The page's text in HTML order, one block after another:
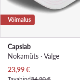
Võimalus
Capslab
Nokamüts · Valge
Praegune hind
23,99€